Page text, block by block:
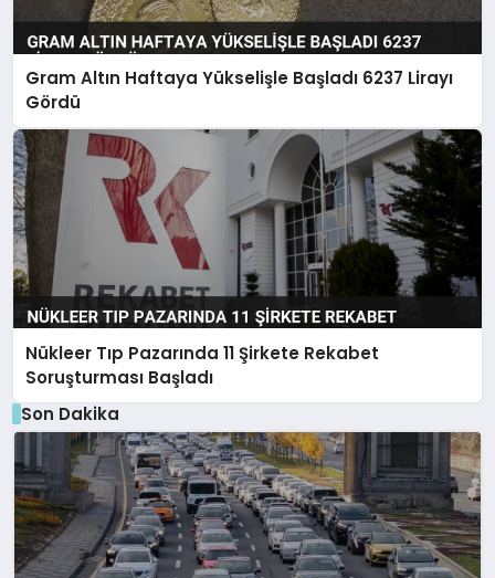
Gram Altın Haftaya Yükselişle Başladı 6237 Lirayı
Gördü
Nükleer Tıp Pazarında 11 Şirkete Rekabet
Soruşturması Başladı
Son Dakika